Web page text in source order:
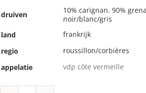
druiven 10% carignan, 90%
noir/blanc/gris
land
frankrijk
regio
roussillon/corbières
appelatie
vdp côte vermeille